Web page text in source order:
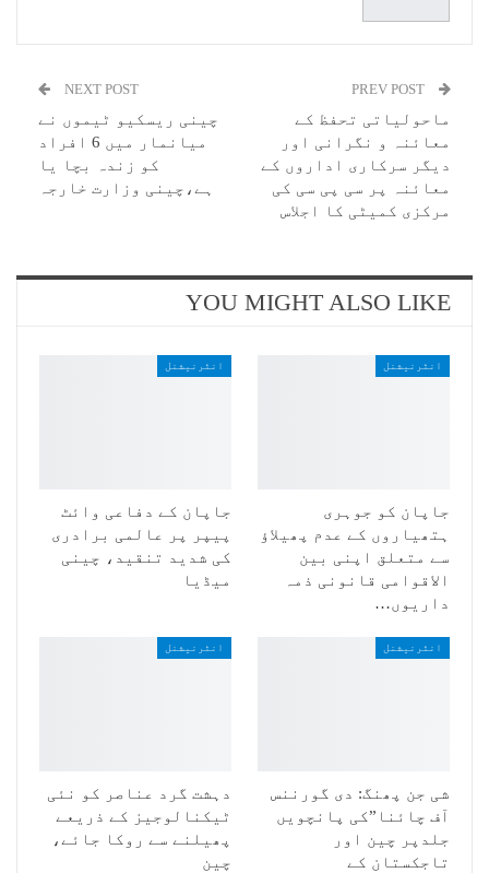
ماحولیاتی تحفظ کے
معائنہ و نگرانی اور
دیگر سرکاری اداروں کے
معائنہ پر سی پی سی کی
مرکزی کمیٹی کا اجلاس
NEXT POST
چینی ریسکیو ٹیموں نے
میانمار میں 6 افراد
کو زندہ بچا یا
ہے،چینی وزارت خارجہ
YOU MIGHT ALSO LIKE
انٹرنیشنل
جاپان کو جوہری
ہتھیاروں کے عدم پھیلاؤ
سے متعلق اپنی بین
الاقوامی قانونی ذمہ
داریوں…
انٹرنیشنل
جاپان کے دفاعی وائٹ
پیپر پر عالمی برادری
کی شدید تنقید، چینی
میڈیا
انٹرنیشنل
شی جن پھنگ: دی گورننس
آف چائنا”کی پانچویں
جلدپر چین اور
تاجکستان کے
انٹرنیشنل
دہشت گرد عناصر کو نئی
ٹیکنالوجیز کے ذریعے
پھیلنے سے روکا جائے،
چین